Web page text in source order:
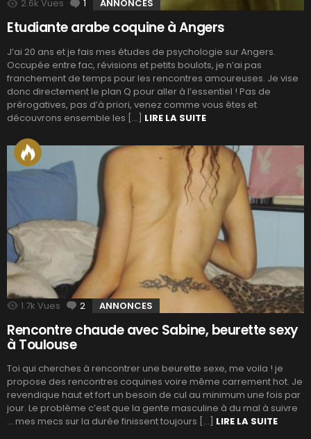
2.6k Vues 1 Commentaire
ANNONCES
Etudiante arabe coquine à Angers
J’ai 20 ans et je fais mes études de psychologie sur Angers.
Occupée entre fac, révisions et petits boulots, je n’ai pas
franchement de temps pour les rencontres amoureuses. Je vise
donc directement le plan Q pour aller à l’essentiel ! Pas de
prérogatives, pas d’à priori, venez comme vous êtes et
découvrons ensemble les […] LIRE LA SUITE
1.7k Vues 2 Commentaires
ANNONCES
Rencontre chaude avec Sabine, beurette sexy
à Toulouse
Toi qui cherches à rencontrer une beurette sexe, me voila ! je
propose des rencontres coquines voire même carrement hot. Je
revendique haut et fort un besoin de cul au minimum une fois par
jour. Le problème c’est que la gente masculine à du mal à suivre
… mes mecs sur la durée finissent toujours […] LIRE LA SUITE